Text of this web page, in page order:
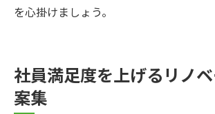
を心掛けましょう。
社員満足度を上げるリノ
案集